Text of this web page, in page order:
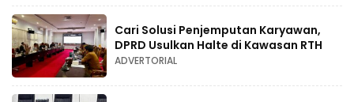
Cari Solusi Penjemputan Karyawan,
DPRD Usulkan Halte di Kawasan RTH
ADVERTORIAL